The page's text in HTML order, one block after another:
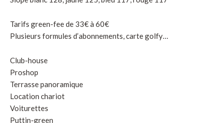
Tarifs green-fee de 33€ à 60€
Plusieurs formules d’abonnements, carte golfy…
Club-house
Proshop
Terrasse panoramique
Location chariot
Voiturettes
Puttin-green